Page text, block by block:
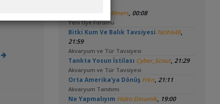
Milners, 00:08
Yeni Üye Forumu
Bitki Kum Ve Balık Tavsiyesi fatih648,
21:59
Akvaryum ve Tür Tavsiyesi
Tankta Yosun İstilası Cyber_Scout,21:29
Akvaryum ve Tür Tavsiyesi
Orta Amerika'ya Dönüş Frkn,21:11
Akvaryum Tanıtımı
Ne Yapmalıyım Hidro Dinamik, 19:00